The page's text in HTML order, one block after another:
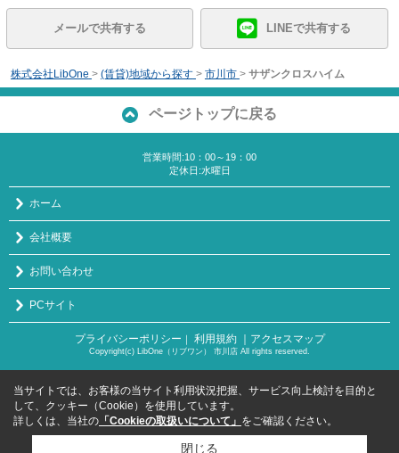
メールで共有する LINEで共有する
株式会社LibOne > (賃貸)地域から探す > 市川市 > サザンクロスハイム
ページトップに戻る
営業時間:10：00～19：00
定休日:水曜日
ホーム
会社概要
お問い合わせ
PCサイト
プライバシーポリシー 利用規約 ｜アクセスマップ
Copyright(c) LibOne（リブワン） 市川店 All rights reserved.
当サイトでは、お客様の当サイト利用状況把握、サービス向上検討を目的と
して、クッキー（Cookie）を使用しています。
詳しくは、当社の 「Cookieの取扱いについて」 をご確認ください。
閉じる